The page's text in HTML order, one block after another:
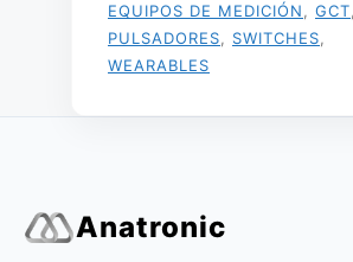
EQUIPOS DE MEDICIÓN
GCT
PULSADORES
SWITCHES
WEARABLES
Anatronic